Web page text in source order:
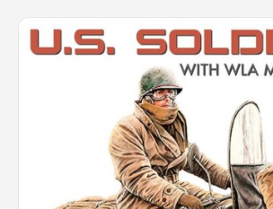
Pouvoir d'achat
Rechercher des produits...
Connexion / Inscription
Véhicules